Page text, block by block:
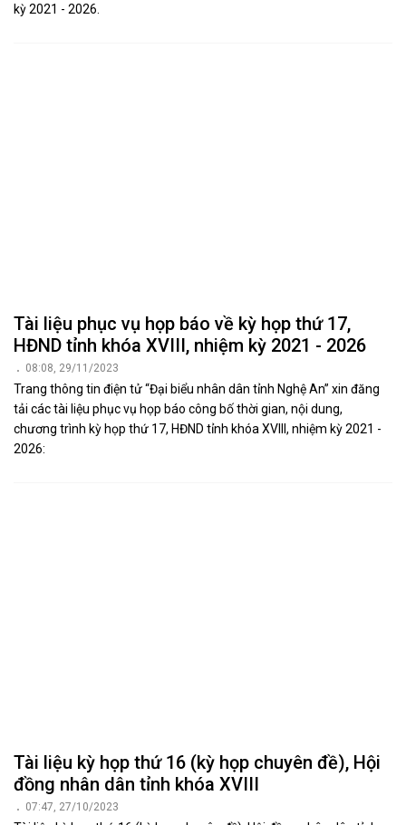
kỳ 2021 - 2026.
Tài liệu phục vụ họp báo về kỳ họp thứ 17,
HĐND tỉnh khóa XVIII, nhiệm kỳ 2021 - 2026
08:08, 29/11/2023
Trang thông tin điện tử “Đại biểu nhân dân tỉnh Nghệ An” xin đăng
tải các tài liệu phục vụ họp báo công bố thời gian, nội dung,
chương trình kỳ họp thứ 17, HĐND tỉnh khóa XVIII, nhiệm kỳ 2021 -
2026:
Tài liệu kỳ họp thứ 16 (kỳ họp chuyên đề), Hội
đồng nhân dân tỉnh khóa XVIII
07:47, 27/10/2023